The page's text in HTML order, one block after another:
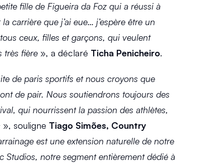
fille de Figueira da Foz qui a réussi à
carrière que j’ai eue… j’espère être un
ceux, filles et garçons, qui veulent
très fière », a déclaré Ticha Penicheiro.
de paris sportifs et nous croyons que
de pair. Nous soutiendrons toujours des
qui nourrissent la passion des athlètes,
», souligne Tiago Simões, Country
est une extension naturelle de notre
Studios, notre segment entièrement dédié à